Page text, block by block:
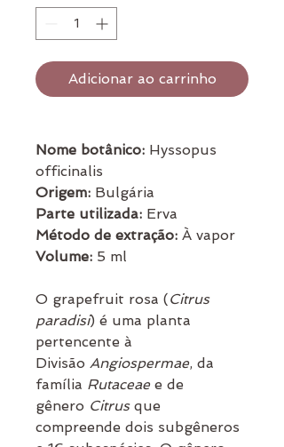
Adicionar ao carrinho
Nome botânico: Hyssopus
officinalis
Origem: Bulgária
Parte utilizada: Erva
Método de extração: À vapor
Volume: 5 ml
O grapefruit rosa (Citrus
paradisi) é uma planta
pertencente à
Divisão Angiospermae, da
família Rutaceaee de
gênero Citrusque
compreende dois subgêneros